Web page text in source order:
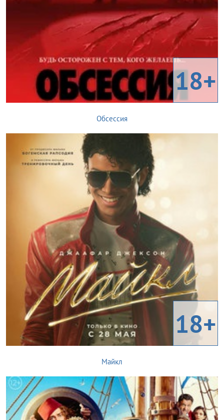
18+
Обсессия
18+
Майкл